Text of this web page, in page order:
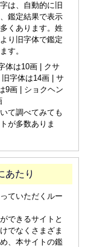
は、自動的に旧
鑑定結果で表示
くあります。姓
り旧字体で鑑定
す。
体は10画 | クサ
字体は14画 | サ
9画 | ショクヘン
て調べてみても
が多数ありま
あたり
ていただくルー
できるサイトと
でなくさまざま
、本サイトの鑑